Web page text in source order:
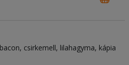
bacon csirkemell lilahagyma kápia